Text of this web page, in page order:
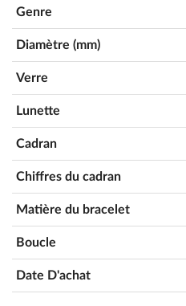
Genre
Diamètre (mm)
Verre
Lunette
Cadran
Chiffres du cadran
Matière du bracelet
Boucle
Date D'achat